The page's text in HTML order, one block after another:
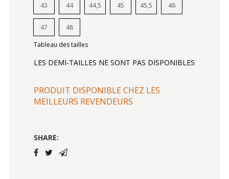
43 44 44,5 45 45,5 46
47 48
Tableau des tailles
LES DEMI-TAILLES NE SONT PAS DISPONIBLES
PRODUIT DISPONIBLE CHEZ LES
MEILLEURS REVENDEURS
SHARE: